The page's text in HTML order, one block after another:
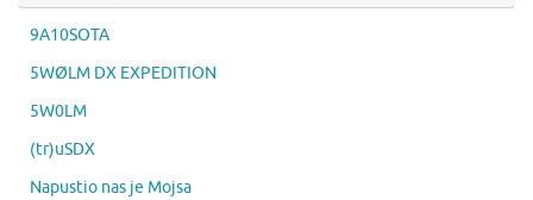
9A10SOTA
5WØLM DX EXPEDITION
5W0LM
(tr)uSDX
Napustio nas je Mojsa